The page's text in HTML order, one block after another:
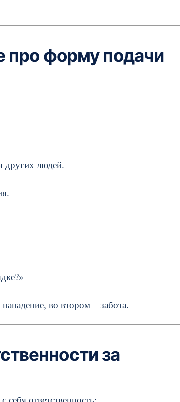
про форму подачи
других людей.
во втором – забота.
за
себя ответственность: